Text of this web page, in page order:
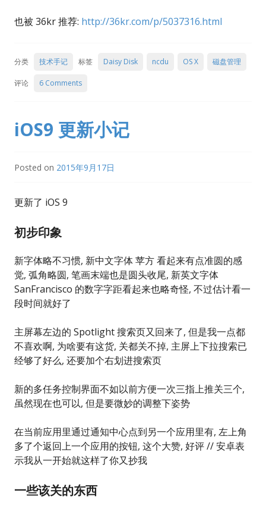
也被 36kr 推荐: http://36kr.com/p/5037316.html
分类 技术手记 标签 Daisy Disk ncdu OS X 磁盘管理
评论 6 Comments
iOS9 更新小记
Posted on 2015年9月17日
更新了 iOS 9
初步印象
新字体略不习惯, 新中文字体 苹方 看起来有点准圆的感
觉, 弧角略圆, 笔画末端也是圆头收尾, 新英文字体
SanFrancisco 的数字字距看起来也略奇怪, 不过估计看一
段时间就好了
主屏幕左边的 Spotlight 搜索页又回来了, 但是我一点都
不喜欢啊, 为啥要有这货, 关都关不掉, 主屏上下拉搜索已
经够了好么, 还要加个右划进搜索页
新的多任务控制界面不如以前方便一次三指上推关三个,
虽然现在也可以, 但是要微妙的调整下姿势
在当前应用里通过通知中心点到另一个应用里有, 左上角
多了个返回上一个应用的按钮, 这个大赞, 好评 // 安卓表
示我从一开始就这样了你又抄我
一些该关的东西